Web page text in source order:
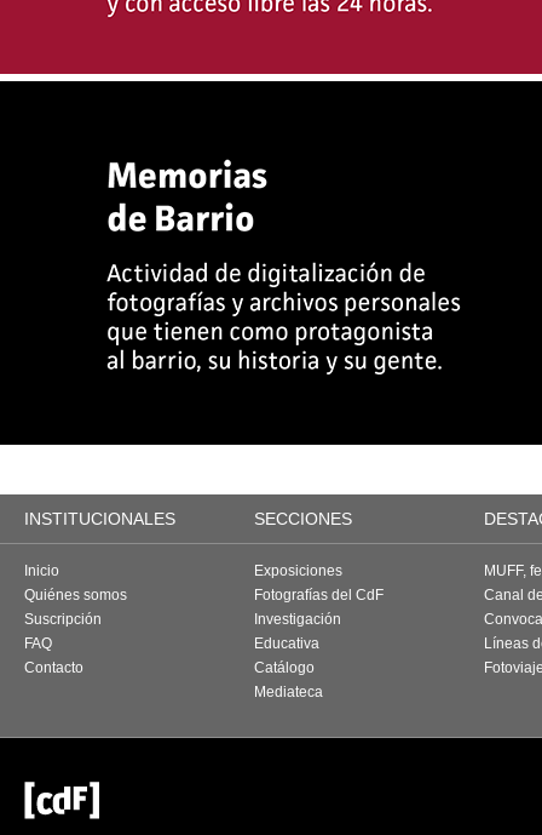
INSTITUCIONALES SECCIONES
Inicio
Quiénes somos
Suscripción
FAQ
Contacto
Exposiciones
Fotografías del CdF
Investigación
Educativa
Catálogo
Mediateca
MUFF,
Canal
Líneas